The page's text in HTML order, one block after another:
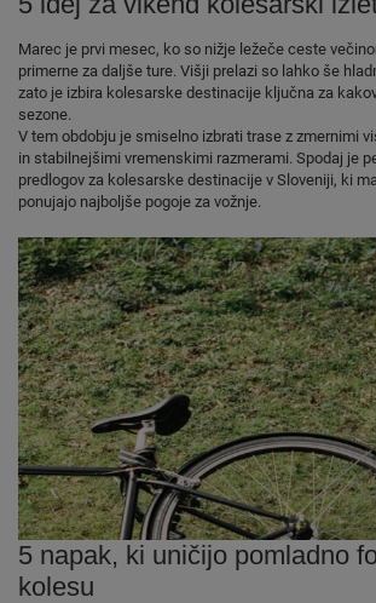
Marec je prvi mesec, ko so nižje ležeče ceste
primerne za daljše ture. Višji prelazi so lahko še
zato je izbira kolesarske destinacije ključna za
sezone.
V tem obdobju je smiselno izbrati trase z zmernimi
in stabilnejšimi vremenskimi razmerami. Spodaj je
predlogov za kolesarske destinacije v Sloveniji, ki
ponujajo najboljše pogoje za vožnje.
5 napak, ki uničijo pomladno
kolesu